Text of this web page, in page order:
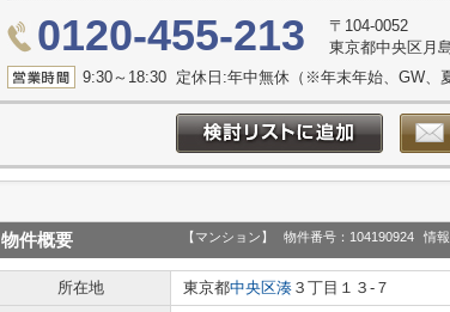
0120-455-213
〒104-0052
東京都中央区月
9:30～18:30 定休日:年中無休（※年末年始、GW、
物件概要 【マンション】 物件番号：104190924 情
所在地 東京都中央区湊 ３丁目１３-７